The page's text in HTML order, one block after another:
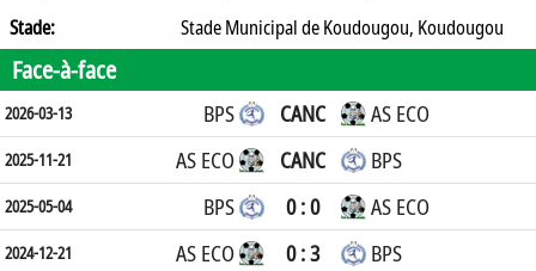
Stade:
Stade Municipal de Koudougou, Koudougou
Face-à-face
2026-03-13 BPS CANC AS ECO
2025-11-21 AS ECO CANC BPS
2025-05-04 BPS 0 : 0 AS ECO
2024-12-21 AS ECO 0 : 3 BPS